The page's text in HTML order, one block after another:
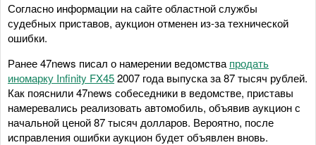
Согласно информации на сайте областной службы
судебных приставов, аукцион отменен из-за технической
ошибки.
Ранее 47news писал о намерении ведомства продать
иномарку Infinity FX452007 года выпуска за 87 тысяч рублей.
Как пояснили 47news собеседники в ведомстве, приставы
намеревались реализовать автомобиль, объявив аукцион с
начальной ценой 87 тысяч долларов. Вероятно, после
исправления ошибки аукцион будет объявлен вновь.